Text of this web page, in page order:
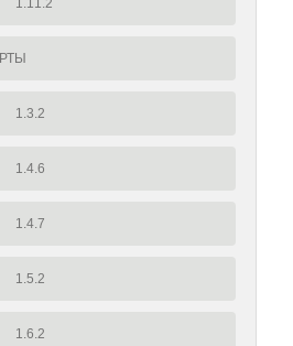
1.3.2
1.4.6
1.4.7
1.5.2
1.6.2